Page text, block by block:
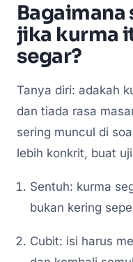
Bagaimana
jika kurma
segar?
Tanya diri: adakah
dan tiada rasa
sering muncul di
lebih konkrit, buat
Sentuh: kurma
bukan kering
Cubit: isi harus